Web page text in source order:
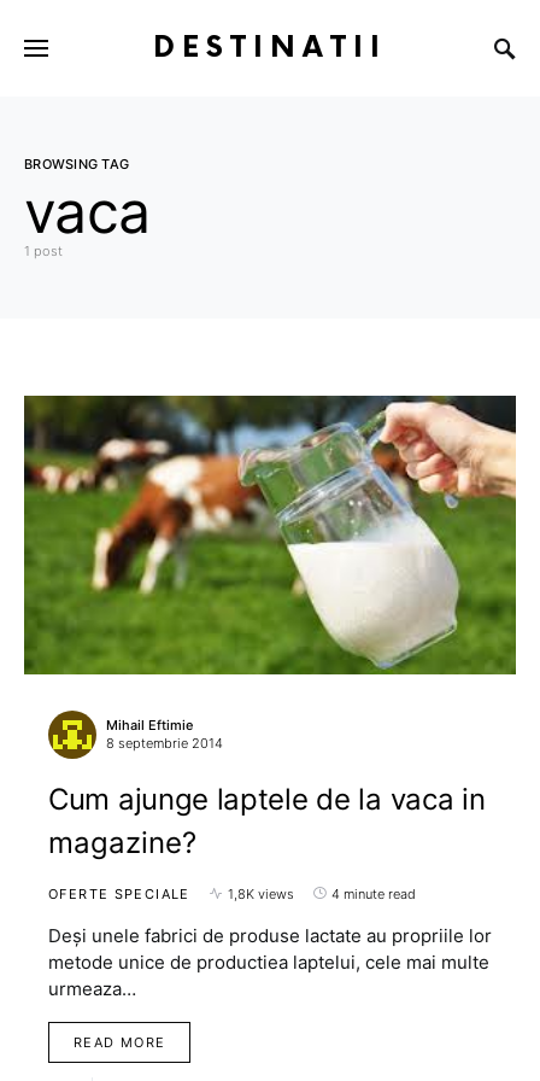
DESTINATII
BROWSING TAG
vaca
1 post
Mihail Eftimie
8 septembrie 2014
Cum ajunge laptele de la vaca in
magazine?
OFERTE SPECIALE 1,8K views 4 minute read
Deși unele fabrici de produse lactate au propriile lor
metode unice de productiea laptelui, cele mai multe
urmeaza…
READ MORE